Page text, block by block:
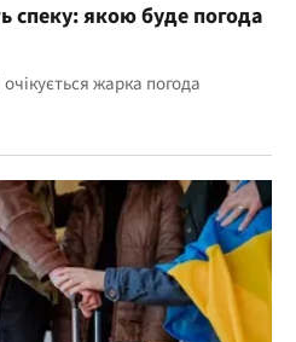
спеку: якою буде погода
очікується жарка погода